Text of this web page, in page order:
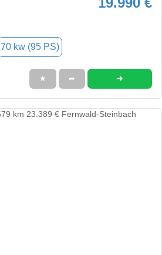
70 kw (95 PS)
★ ➦ ➜